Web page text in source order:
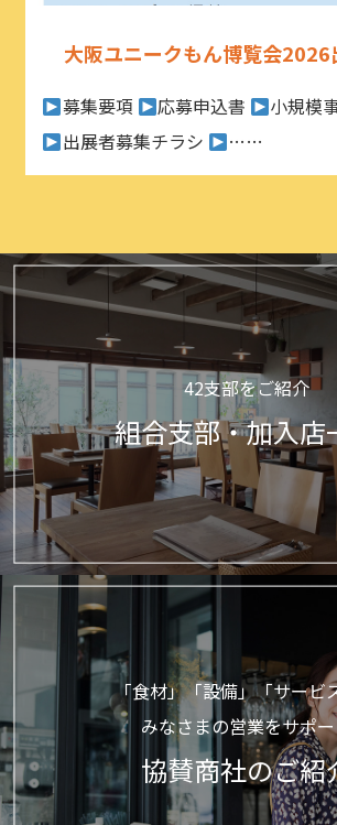
大阪ユニークもん博覧会2026
募集要項 応募申込書
小規模
出展者募集チラシ
……
42支部をご紹介
組合支部・加入店
「食材」「設備」「サービ
みなさまの営業をサポ
協賛商社のご紹